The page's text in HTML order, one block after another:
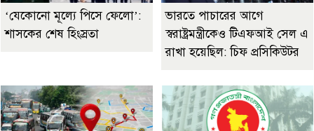
‘যেকোনো মূল্যে পিসে ফেলো’:
শাসকের শেষ হিংস্রতা
ভারতে পাচারের আগে
স্বরাষ্ট্রমন্ত্রীকেও টিএফআই সেল এ
রাখা হয়েছিল: চিফ প্রসিকিউটর